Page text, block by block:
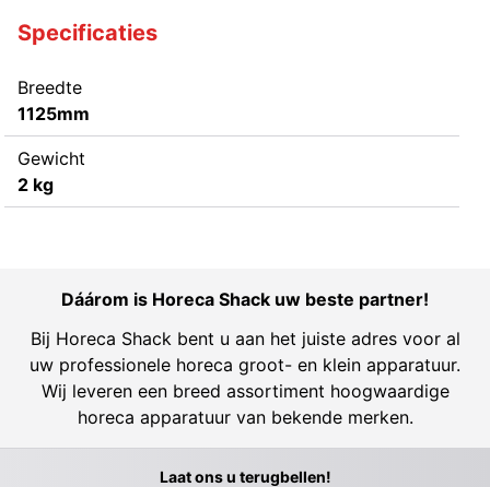
Specificaties
Breedte
1125mm
Gewicht
2 kg
Dáárom is Horeca Shack uw beste partner!
Bij Horeca Shack bent u aan het juiste adres voor al
uw professionele horeca groot- en klein apparatuur.
Wij leveren een breed assortiment hoogwaardige
horeca apparatuur van bekende merken.
Laat ons u terugbellen!